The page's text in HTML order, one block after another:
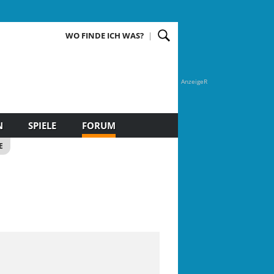
AnzeigeR
WO FINDE ICH WAS?
SPIELE FORUM